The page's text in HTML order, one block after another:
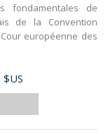
fondamentales de
de la Convention
européenne des